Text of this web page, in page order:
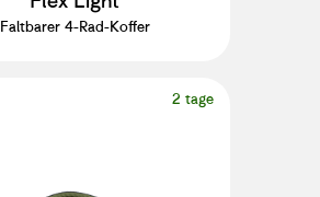
Faltbarer 4-Rad-Koffer
2 tage